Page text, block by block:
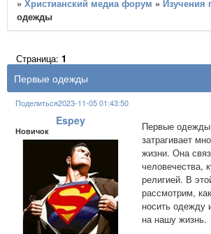
»Христианский медиа форум » Изучения
одежды
Первые одежды
Страница:1
Поделиться2023-11-05 01:43:50
Espey
Новичок
Первые одежды
затрагивает
жизни. Она
человечества,
религией. В
рассмотрим,
носить одежду
на нашу жизнь.